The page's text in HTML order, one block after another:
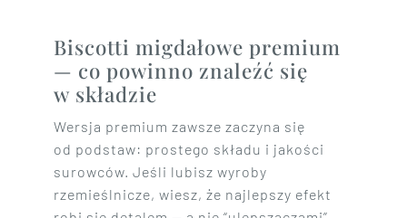
Biscotti migdałowe premium
— co powinno znaleźć się
w składzie
Wersja premium zawsze zaczyna się
od podstaw: prostego składu i jakości
surowców. Jeśli lubisz wyroby
rzemieślnicze, wiesz, że najlepszy efekt